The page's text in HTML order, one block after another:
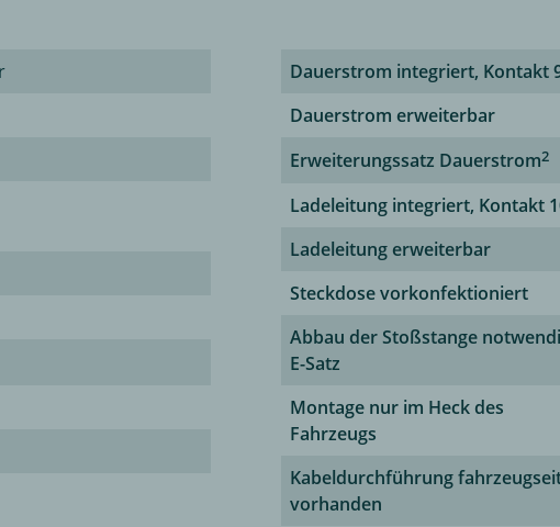
Dauerstrom integriert, Kontakt
Dauerstrom erweiterbar
Erweiterungssatz Dauerstrom2
Ladeleitung integriert, Kontakt
Ladeleitung erweiterbar
Steckdose vorkonfektioniert
Abbau der Stoßstange
E-Satz
Montage nur im Heck des
Fahrzeugs
Kabeldurchführung
vorhanden